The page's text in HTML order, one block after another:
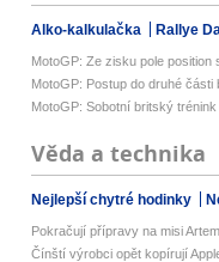
Alko-kalkulačka Rallye
MotoGP: Ze zisku pole position
MotoGP: Postup do druhé části
MotoGP: Sobotní britský
Věda a technika
Nejlepší chytré hodinky
Pokračují přípravy na misi
Čínští výrobci opět kopírují